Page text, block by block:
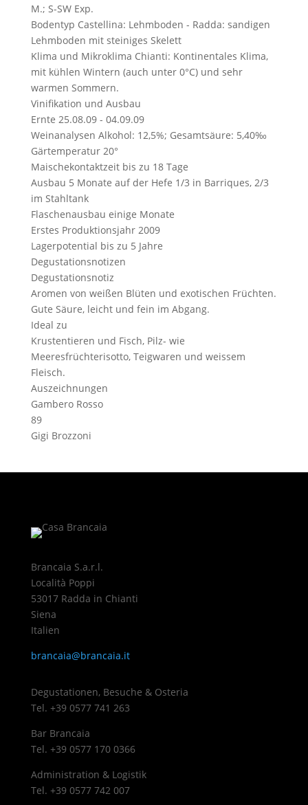
M.; S-SW Exp.
Bodentyp Castellina: Lehmboden - Radda: sandigen
Lehmboden mit steiniges Skelett
Klima und Mikroklima Chianti: Kontinentales Klima,
mit kühlen Wintern (auch unter 0°C) und sehr
warmen Sommern.
Vinifikation und Ausbau
Ernte 25.08.09 - 04.09.09
Weinanalysen Alkohol: 12,5%; Gesamtsäure: 5,40‰
Gärtemperatur20°
Maischekontaktzeitbis zu 18 Tage
Ausbau 5 Monate auf der Hefe 1/3 in Barriques, 2/3
im Stahltank
Flaschenausbau einige Monate
Erstes Produktionsjahr2009
Lagerpotential bis zu 5 Jahre
Degustationsnotizen
Degustationsnotiz
Aromen von weißen Blüten und exotischen Früchten.
Gute Säure, leicht und fein im Abgang.
Ideal zu
Krustentieren und Fisch, Pilz- wie
Meeresfrüchterisotto, Teigwaren und weissem
Fleisch.
Auszeichnungen
Gambero Rosso
89
Gigi Brozzoni
Brancaia S.a.r.l.
Località Poppi
53017 Radda in Chianti
Siena
Italien
brancaia@brancaia.it
Degustationen, Besuche & Osteria
Tel. +39 0577 741 263
Bar Brancaia
Tel. +39 0577 170 0366
Administration & Logistik
Tel. +39 0577 742 007